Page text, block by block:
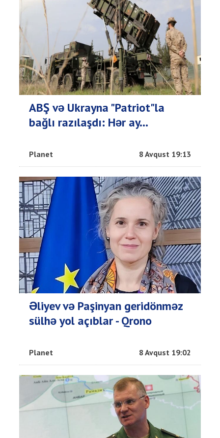
ABŞ və Ukrayna "Patriot"la
bağlı razılaşdı: Hər ay...
Planet 8 Avqust 19:13
Əliyev və Paşinyan geridönməz
sülhə yol açıblar - Qrono
Planet 8 Avqust 19:02